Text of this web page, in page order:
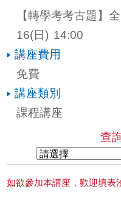
【轉學考考古題】
16(日) 14:00
講座費用
免費
講座類別
課程講座
查
如欲參加本講座，歡迎填表